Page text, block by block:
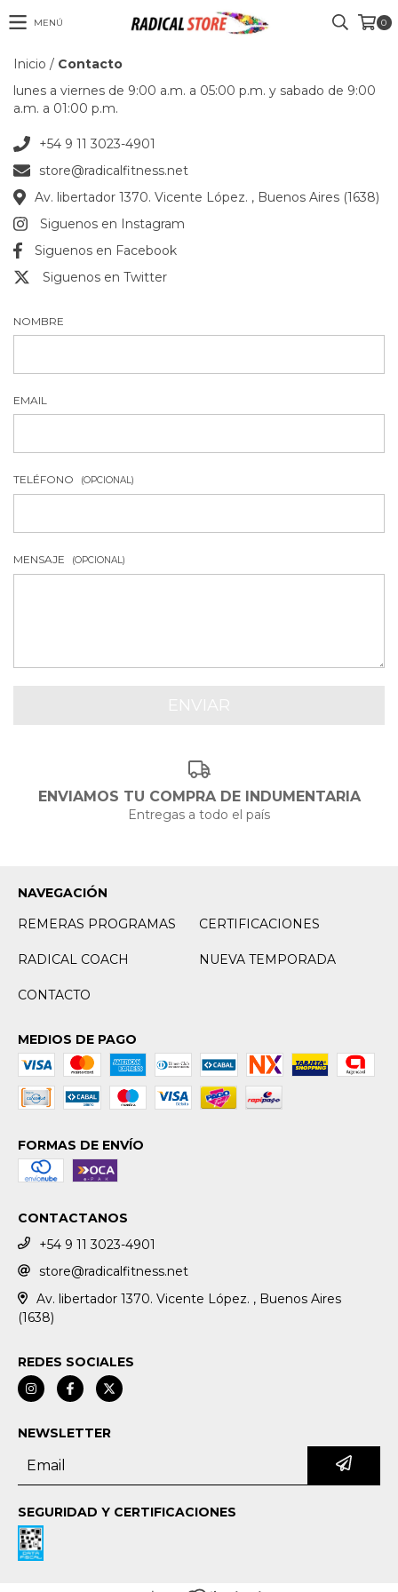
MENÚ 0
Inicio / Contacto
lunes a viernes de 9:00 a.m. a 05:00 p.m. y sabado de 9:00
a.m. a 01:00 p.m.
+54 9 11 3023-4901
store@radicalfitness.net
Av. libertador 1370. Vicente López. , Buenos Aires (1638)
Siguenos en Instagram
Siguenos en Facebook
Siguenos en Twitter
NOMBRE
EMAIL
TELÉFONO (OPCIONAL)
MENSAJE (OPCIONAL)
ENVIAMOS TU COMPRA DE INDUMENTARIA
Entregas a todo el país
NAVEGACIÓN
REMERAS PROGRAMAS
CERTIFICACIONES
RADICAL COACH NUEVA TEMPORADA
CONTACTO
MEDIOS DE PAGO
FORMAS DE ENVÍO
CONTACTANOS
+54 9 11 3023-4901
store@radicalfitness.net
Av. libertador 1370. Vicente López. , Buenos Aires
(1638)
REDES SOCIALES
NEWSLETTER
SEGURIDAD Y CERTIFICACIONES